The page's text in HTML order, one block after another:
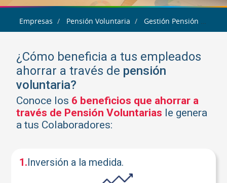
Empresas Pensión Voluntaria Gestión Pensión Voluntaria
¿cómo beneficia a tus empleados
ahorrar a través de pensión
voluntaria?
Conoce los 6 beneficios que ahorrar a
través de Pensión Voluntarias le genera
a tus Colaboradores:
1.Inversión a la medida.